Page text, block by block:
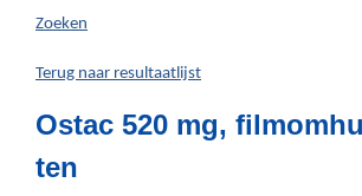
hier:
Zoeken
Terug naar resultaatlijst
Ostac 520 mg,
ten